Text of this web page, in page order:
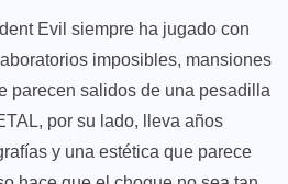
Evil siempre ha jugado con
imposibles, mansiones
parecen salidos de una pesadilla
por su lado, lleva años
y una estética que parece